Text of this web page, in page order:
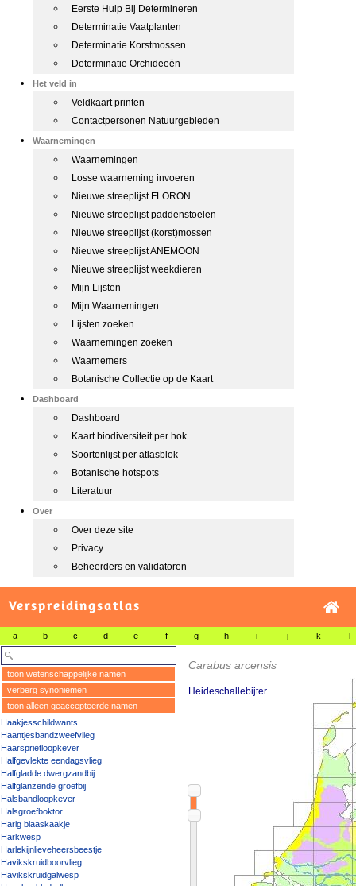
Eerste Hulp Bij Determineren
Determinatie Vaatplanten
Determinatie Korstmossen
Determinatie Orchideeën
Het veld in
Veldkaart printen
Contactpersonen Natuurgebieden
Waarnemingen
Waarnemingen
Losse waarneming invoeren
Nieuwe streeplijst FLORON
Nieuwe streeplijst paddenstoelen
Nieuwe streeplijst (korst)mossen
Nieuwe streeplijst ANEMOON
Nieuwe streeplijst weekdieren
Mijn Lijsten
Mijn Waarnemingen
Lijsten zoeken
Waarnemingen zoeken
Waarnemers
Botanische Collectie op de Kaart
Dashboard
Dashboard
Kaart biodiversiteit per hok
Soortenlijst per atlasblok
Botanische hotspots
Literatuur
Over
Over deze site
Privacy
Beheerders en validatoren
Verspreidingsatlas
a b c d e f g h i j k l
toon wetenschappelijke namen
verberg synoniemen
toon alleen geaccepteerde namen
Haakjesschildwants
Haantjesbandzweefvlieg
Haarsprietloopkever
Halfgevlekte eendagsvlieg
Halfgladde dwergzandbij
Halfglanzende groefbij
Halsbandloopkever
Halsgroefboktor
Harig blaaskaakje
Harkwesp
Harlekijnlieveheersbeestje
Havikskruidboorvlieg
Havikskruidgalwesp
Carabus arcensis
Heideschallebijter